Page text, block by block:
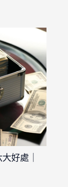
好處｜